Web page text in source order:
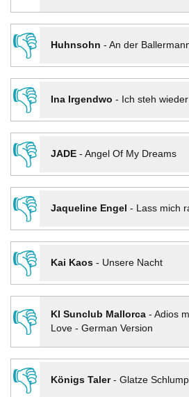
👎
Huhnsohn - An der
👎
Ina Irgendwo - Ich steh
👎
JADE- Angel Of My Dreams
👎
Jaqueline Engel - Lass mich
👎
Kai Kaos- Unsere Nacht
👎
KI Sunclub Mallorca- Adios
Love - German Version
👎
Königs Taler- Glatze